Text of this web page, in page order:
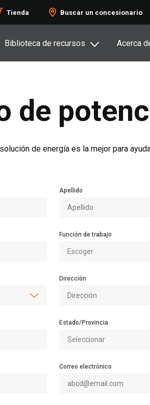
Tienda Buscar un concesionario
Biblioteca de recursos Acerca
de
de energía es la mejor para
Apellido
Función de trabajo
Dirección
Estado/Provincia
Correo electrónico